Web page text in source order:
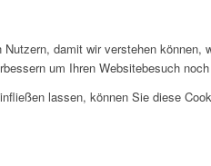
damit wir verstehen
um Ihren Websitebesuch
lassen, können Sie diese